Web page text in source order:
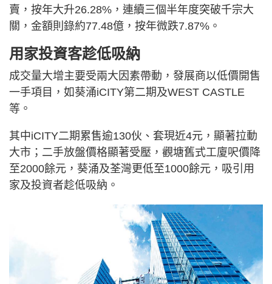
賣，按年大升26.28%，連續三個半年度突破千宗大
關，金額則錄約77.48億，按年微跌7.87%。
用家投資客趁低吸納
成交量大增主要受兩大因素帶動，發展商以低價開售
一手項目，如葵涌iCITY第二期及WEST CASTLE
等。
其中iCITY二期累售逾130伙、套現近4元，顯著拉動
大市；二手放盤價格顯著受壓，觀塘舊式工廈呎價降
至2000餘元，葵涌及荃灣更低至1000餘元，吸引用
家及投資者趁低吸納。